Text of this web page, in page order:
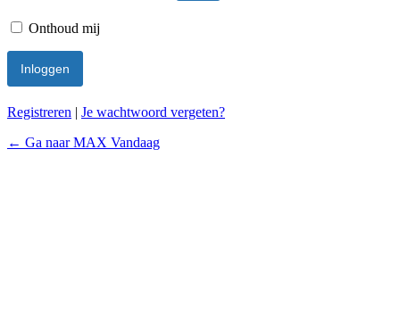
Onthoud mij
Registreren | Je wachtwoord vergeten?
← Ga naar MAX Vandaag